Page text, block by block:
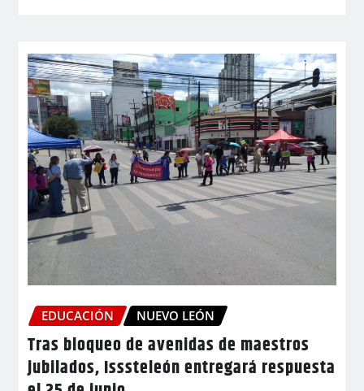
EDUCACIÓN NUEVO LEÓN
Tras bloqueo de avenidas de maestros
jubilados, Isssteleón entregará respuesta